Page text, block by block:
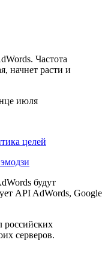
Частота
начнет расти и
целей
будут
API AdWords, Google
российских
серверов.